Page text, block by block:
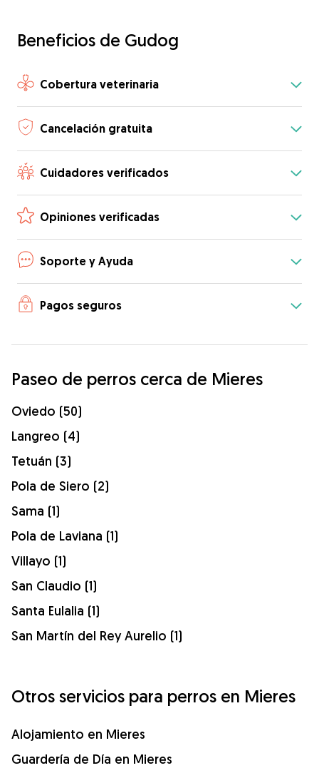
Beneficios de Gudog
Cobertura veterinaria
Cancelación gratuita
Cuidadores verificados
Opiniones verificadas
Soporte y Ayuda
Pagos seguros
Paseo de perros cerca de Mieres
Oviedo (50)
Langreo (4)
Tetuán (3)
Pola de Siero (2)
Sama (1)
Pola de Laviana (1)
Villayo (1)
San Claudio (1)
Santa Eulalia (1)
San Martín del Rey Aurelio (1)
Otros servicios para perros en Mieres
Alojamiento en Mieres
Guardería de Día en Mieres